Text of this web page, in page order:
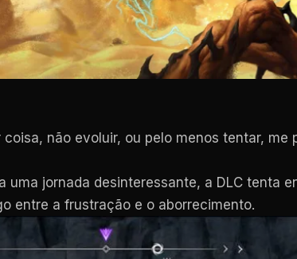
não evoluir, ou pelo menos tentar,
jornada desinteressante, a DLC tenta
entre a frustração e o aborrecimento.